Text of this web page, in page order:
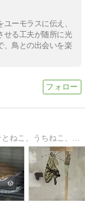
ーモラスに伝え、
せる工夫が随所に光
、鳥との出会いを楽